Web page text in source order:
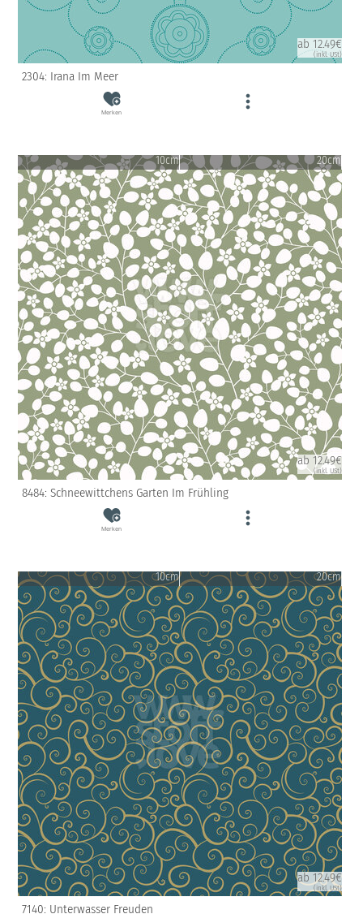
ab 12.49€
(inkl. USt)
2304: Irana Im Meer
Merken
10cm 20cm
ab 12.49€
(inkl. USt)
8484: Schneewittchens Garten Im Frühling
Merken
10cm 20cm
ab 12.49€
(inkl. USt)
7140: Unterwasser Freuden